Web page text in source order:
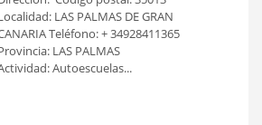
LAS PALMAS DE GRAN
Teléfono: + 34928411365
LAS PALMAS
Autoescuelas...